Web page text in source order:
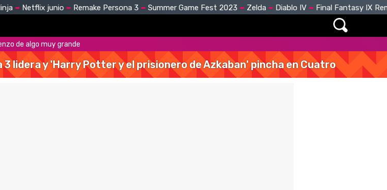
Netflix junio Remake Persona 3 Summer Game Fest 2023 Zelda Diablo IV Final Fantasy IX
de algo muy grande
lidera y 'Harry Potter y el prisionero de Azkaban' pincha en Cuatro